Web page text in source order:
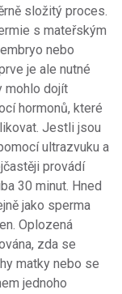
složitý proces.
s mateřským
nebo
je ale nutné
mohlo dojít
hormonů, které
Jestli jsou
ultrazvuku a
provádí
30 minut. Hned
jako sperma
Oplozená
zda se
matky nebo se
jednoho